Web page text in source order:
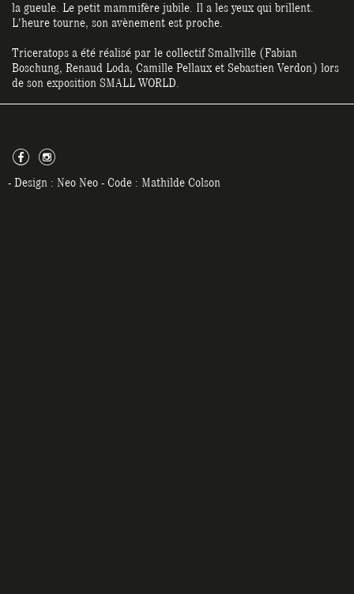
la gueule. Le petit mammifère jubile. Il a les yeux qui brillent.
L'heure tourne, son avènement est proche.
Triceratops a été réalisé par le collectif Smallville (Fabian
Boschung, Renaud Loda, Camille Pellaux et Sebastien Verdon) lors
de son exposition SMALL WORLD.
c f
- Design : Neo Neo - Code : Mathilde Colson